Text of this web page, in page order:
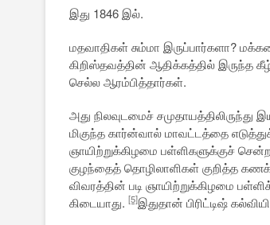
இது 1846 இல்.
மதவாதிகள் சும்மா இருப்பார்களா?
கிறிஸ்தவத்தின் ஆதிக்கத்தில் இருந்த
செல்ல ஆரம்பித்தார்கள்.
அது நிலவுடமைச்
மிகுந்த கார்ன்வால் மாவட்டத்தை
ஞாயிற்றுக்கிழமை பள்ளிகளுக்குச்
குழந்தைத் தொழிலாளிகள் குறித்த
விவரத்தின் படி ஞாயிற்றுக்கிழமை
கிடையாது. [5]இதுதான் பிரிட்டிஷ்